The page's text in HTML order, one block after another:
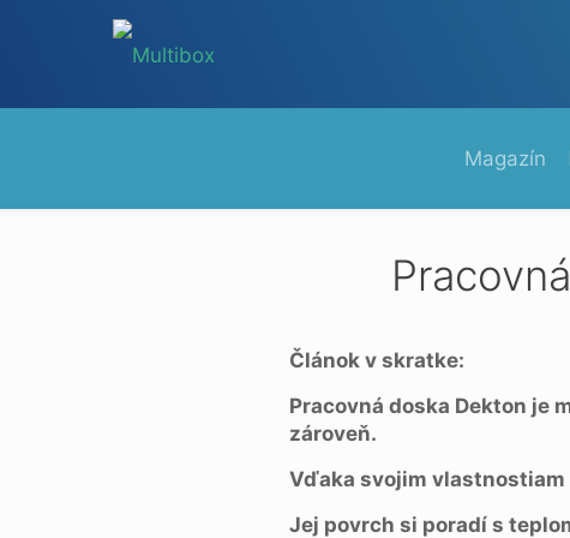
Magazín
Článok v skratke:
Pracovná doska Dekton je
zároveň.
Vďaka svojim
Jej povrch si poradí s